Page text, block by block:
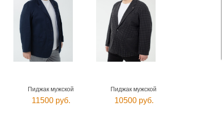
Пиджак мужской
11500 руб.
Пиджак мужской
10500 руб.